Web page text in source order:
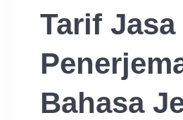
Tarif Jasa
Bahasa